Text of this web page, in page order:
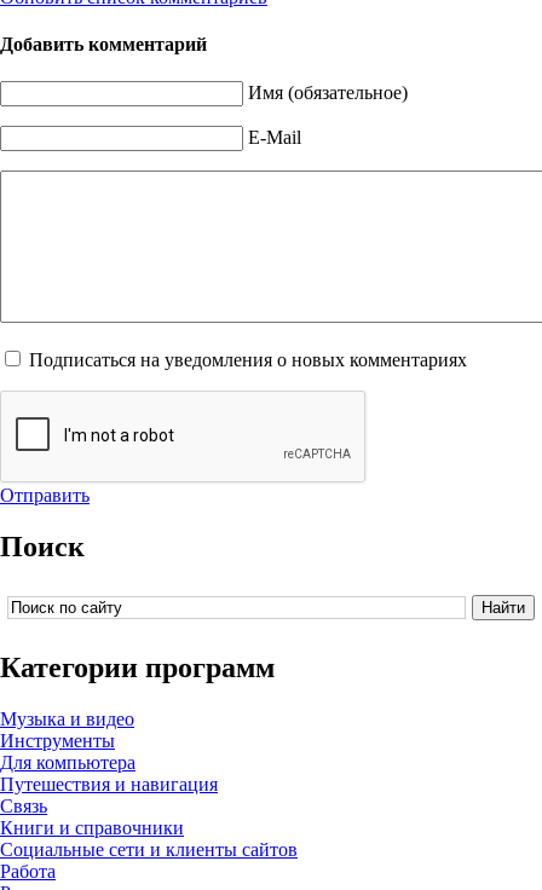
Добавить комментарий
Имя (обязательное)
E-Mail
Подписаться на уведомления о новых комментариях
Отправить
Поиск
Категории программ
Музыка и видео
Инструменты
Для компьютера
Путешествия и навигация
Связь
Книги и справочники
Социальные сети и клиенты сайтов
Работа